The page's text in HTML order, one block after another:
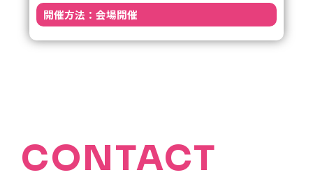
開催方法：会場開催
CONTACT